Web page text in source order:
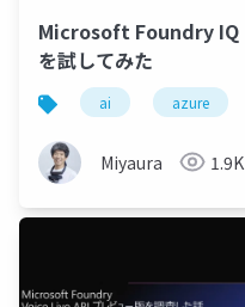
Microsoft Foundry IQ
を試してみた
ai azure
Miyaura 1.9K